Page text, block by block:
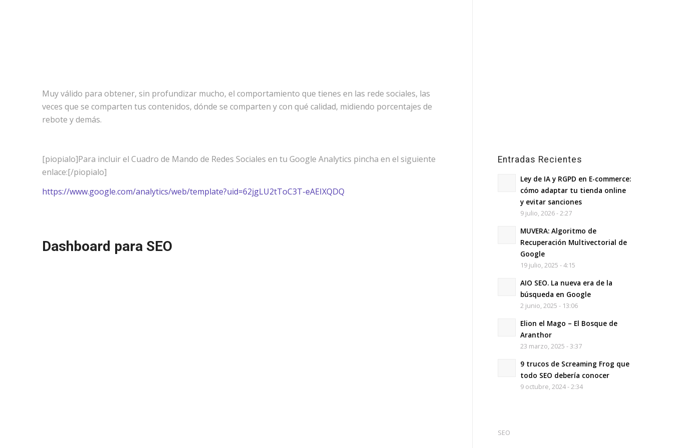
Muy válido para obtener, sin profundizar mucho, el comportamiento que tienes en las rede sociales, las
veces que se comparten tus contenidos, dónde se comparten y con qué calidad, midiendo porcentajes de
rebote y demás.
[piopialo]Para incluir el Cuadro de Mando de Redes Sociales en tu Google Analytics pincha en el siguiente
enlace:[/piopialo]
https://www.google.com/analytics/web/template?uid=62jgLU2tToC3T-eAEIXQDQ
Dashboard para SEO
Entradas Recientes
Ley de IA y RGPD en E-commerce:
cómo adaptar tu tienda online
y evitar sanciones
9 julio, 2026 - 2:27
MUVERA: Algoritmo de
Recuperación Multivectorial de
Google
19 julio, 2025 - 4:15
AIO SEO. La nueva era de la
búsqueda en Google
2 junio, 2025 - 13:06
Elion el Mago – El Bosque de
Aranthor
23 marzo, 2025 - 3:37
9 trucos de Screaming Frog que
todo SEO debería conocer
9 octubre, 2024 - 2:34
SEO